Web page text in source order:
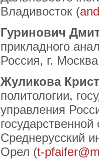
Владивосток (
Гуринович
прикладного
Россия, г.
Жуликова
политологии,
управления
Среднерусский
Орел (t-